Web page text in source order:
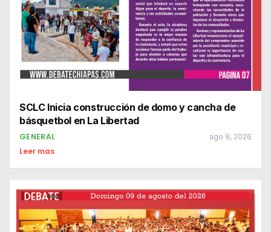
SCLC Inicia construcción de domo y cancha de
básquetbol en La Libertad
GENERAL ago 9, 2026
Leer mas